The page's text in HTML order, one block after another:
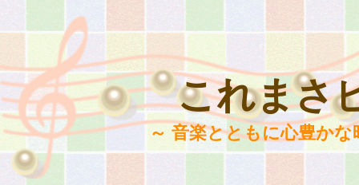
これまさ
～ 音楽とともに心豊か